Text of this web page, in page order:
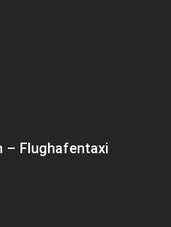
– Flughafentaxi